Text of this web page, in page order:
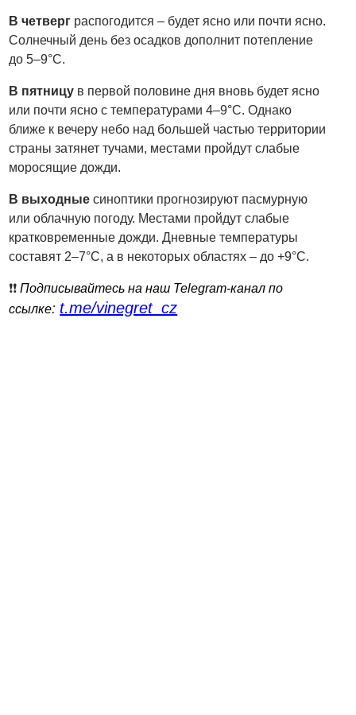
В четверг распогодится – будет ясно или почти ясно.
Солнечный день без осадков дополнит потепление
до 5–9°C.
В пятницу в первой половине дня вновь будет ясно
или почти ясно с температурами 4–9°C. Однако
ближе к вечеру небо над большей частью территории
страны затянет тучами, местами пройдут слабые
моросящие дожди.
В выходные синоптики прогнозируют пасмурную
или облачную погоду. Местами пройдут слабые
кратковременные дожди. Дневные температуры
составят 2–7°C, а в некоторых областях – до +9°C.
❗️❗️Подписывайтесь на наш Telegram-канал по
ссылке: t.me/vinegret_cz